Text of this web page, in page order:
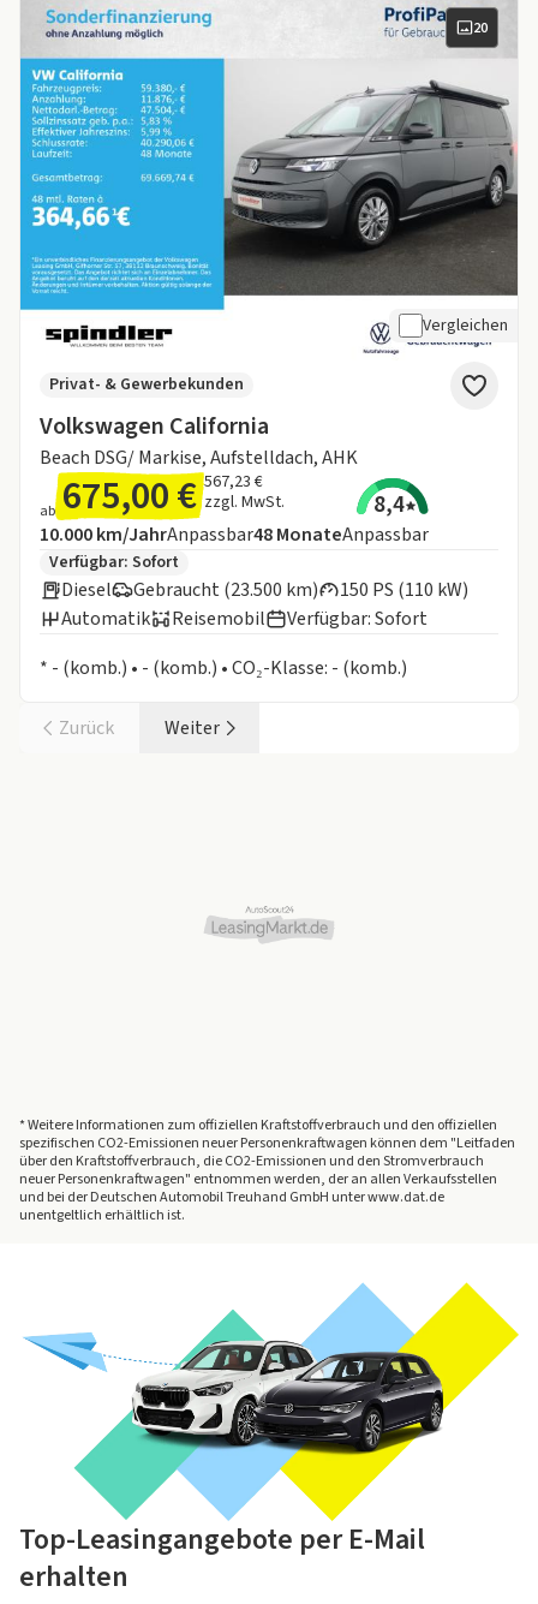
20
Vergleichen
Volkswagen California
Beach DSG/ Markise, Aufstelldach, AHK
Privat- & Gewerbekunden
ab 675,00 € 567,23 €
zzgl. MwSt.
8,4
Angebotsdetails:
Inklusive Laufleistung
10.000 km/JahrAnpassbarLaufzeit
48MonateAnpassbar
Zusätzliche Fahrzeuginformationen:
Verfügbar: Sofort
Diesel Gebraucht (23.500 km)
150 PS (110 kW)
Automatik
Reisemobil
Verfügbar: Sofort
* - (komb.) • - (komb.) • CO₂-Klasse: - (komb.)
Zurück Weiter
* Weitere Informationen zum offiziellen Kraftstoffverbrauch und den offiziellen
spezifischen CO2-Emissionen neuer Personenkraftwagen können dem "Leitfaden
über den Kraftstoffverbrauch, die CO2-Emissionen und den Stromverbrauch
neuer Personenkraftwagen" entnommen werden, der an allen Verkaufsstellen
und bei der Deutschen Automobil Treuhand GmbH unter www.dat.de
unentgeltlich erhältlich ist.
Top-Leasingangebote per E-Mail
erhalten